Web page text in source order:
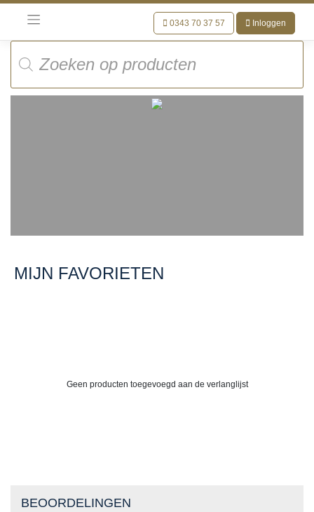
0343 70 37 57 Inloggen
Producten
MIJN FAVORIETEN
Geen producten toegevoegd aan de verlanglijst
BEOORDELINGEN